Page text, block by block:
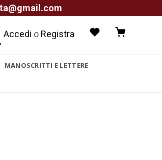
Accedi o Registra
MANOSCRITTI E LETTERE